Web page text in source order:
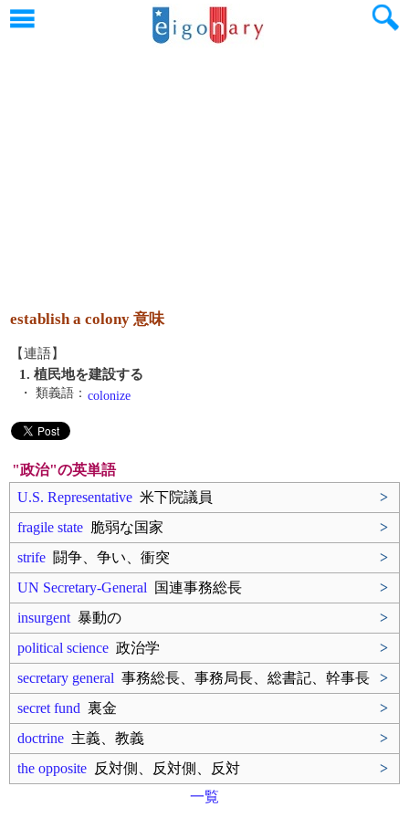
establish a colony 意味
【連語】
1. 植民地を建設する
・ 類義語： colonize
"政治"の英単語
U.S. Representative 米下院議員
>
fragile state 脆弱な国家
>
strife 闘争、争い、衝突
>
UN Secretary-General 国連事務総長
>
insurgent 暴動の
>
political science 政治学
>
secretary general 事務総長、事務局長、総書記、幹事長
>
secret fund 裏金
>
doctrine 主義、教義
>
the opposite 反対側、反対側、反対
>
一覧